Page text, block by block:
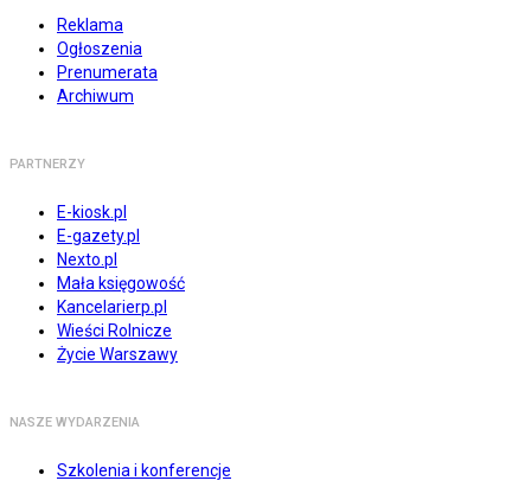
Reklama
Ogłoszenia
Prenumerata
Archiwum
PARTNERZY
E-kiosk.pl
E-gazety.pl
Nexto.pl
Mała księgowość
Kancelarierp.pl
Wieści Rolnicze
Życie Warszawy
NASZE WYDARZENIA
Szkolenia i konferencje